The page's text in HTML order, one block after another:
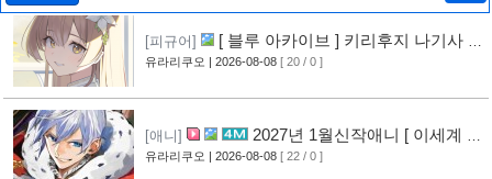
[피규어]
[ 블루 아카이브 ] 키리후지 나기사 신
작 피규어 공개
유라리쿠오 | 2026-08-08 [ 20 / 0 ]
[애니]
2027년 1월신작애니 [ 이세계 전
생 소동기 ] PV 영상 공개
유라리쿠오 | 2026-08-08 [ 22 / 0 ]